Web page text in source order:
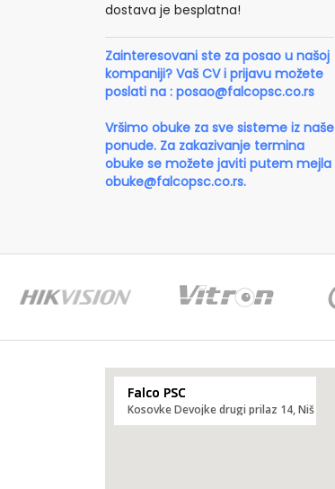
dostava je besplatna!
Zainteresovani ste za posao u našoj
kompaniji? Vaš CV i prijavu možete
poslati na : posao@falcopsc.co.rs
Vršimo obuke za sve sisteme iz naše
ponude. Za zakazivanje termina
obuke se možete javiti putem mejla
obuke@falcopsc.co.rs.
Falco PSC
Kosovke Devojke drugi prilaz 14, Niš